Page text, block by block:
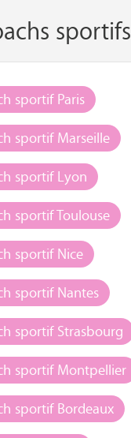
sportifs
sportif Paris
sportif Marseille
sportif Lyon
sportif Toulouse
sportif Nice
sportif Nantes
sportif Strasbourg
sportif Montpellier
sportif Bordeaux